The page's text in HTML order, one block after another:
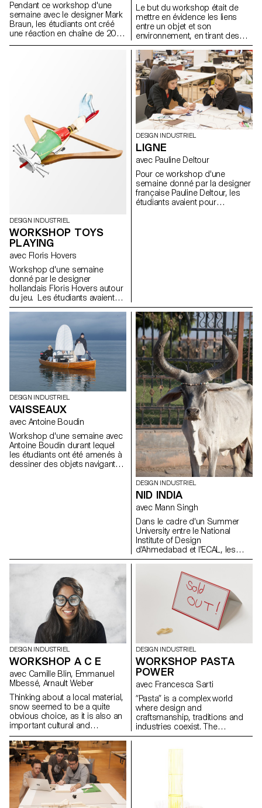
Pendant ce workshop d'une
semaine avec le designer Mark
Braun, les étudiants ont créé
une réaction en chaîne de 20
Le but du workshop était de
mettre en évidence les liens
entre un objet et son
environnement, en tirant des
parallèles et en soulignant les
différences. Cette recherche se
devait d'être inspirante, pratique
et analogue.
DESIGN INDUSTRIEL
WORKSHOP TOYS
PLAYING
avec Floris Hovers
Workshop d'une semaine
donné par le designer
hollandais Floris Hovers autour
du jeu. Les étudiants avaient
pour point de départ le jouet
les avoir analysés et observés,
ils ont imaginé toutes sortes de
jeux et jouets avec pour seule
consigne, Have fun!
DESIGN INDUSTRIEL
LIGNE
avec Pauline Deltour
Pour ce workshop d'une
semaine donné par la designer
française Pauline Deltour, les
étudiants avaient pour
DESIGN INDUSTRIEL
VAISSEAUX
avec Antoine Boudin
Workshop d'une semaine avec
Antoine Boudin durant lequel
les étudiants ont été amenés à
dessiner des objets navigants
matériaux utilisés, leurs
mise en oeuvre.
DESIGN INDUSTRIEL
NID INDIA
avec Mann Singh
Dans le cadre d'un Summer
University entre le National
Institute of Design
d'Ahmedabad et l'ECAL, les
étudiants ont été amenés à
local : le bambou.
DESIGN INDUSTRIEL
WORKSHOP A C E
avec Camille Blin, Emmanuel
Mbessé, Arnault Weber
Thinking about a local material,
snow seemed to be a quite
obvious choice, as it is also an
important cultural and
economical aspect for
Switzerland. When the snow
season approaches a whole
aesthetics covers our streets, a
lot of snow items pop up in
stores. Would it be possible to
invent new ones, to
redesign some or just to play
DESIGN INDUSTRIEL
WORKSHOP PASTA
POWER
avec Francesca Sarti
“Pasta” is a complex world
where design and
craftsmanship, traditions and
industries coexist. The
workshop will be an occasion
aspects, creating hand-made
pasta, efficient molds and a
convivial space where guests
will enjoy the “social power of
pasta”. To highlight the
important play between simple